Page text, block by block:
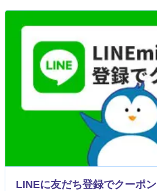
LINEに友だち登録でクーポン